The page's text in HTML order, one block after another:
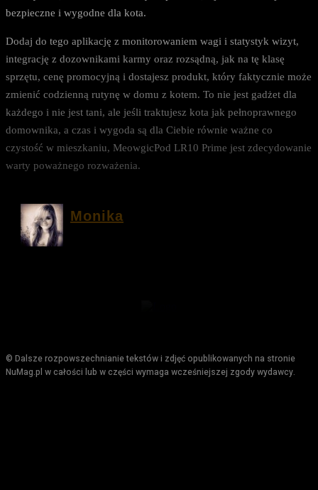
bezpieczne i wygodne dla kota.
Dodaj do tego aplikację z monitorowaniem wagi i statystyk wizyt,
integrację z dozownikami karmy oraz rozsądną, jak na tę klasę
sprzętu, cenę promocyjną i dostajesz produkt, który faktycznie może
zmienić codzienną rutynę w domu z kotem. To nie jest gadżet dla
każdego i nie jest tani, ale jeśli traktujesz kota jak pełnoprawnego
domownika, a czas i wygoda są dla Ciebie równie ważne co
czystość w mieszkaniu, MeowgicPod LR10 Prime jest zdecydowanie
warty poważnego rozważenia.
Monika
© Dalsze rozpowszechnianie tekstów i zdjęć opublikowanych na stronie
NuMag.pl w całości lub w części wymaga wcześniejszej zgody wydawcy.